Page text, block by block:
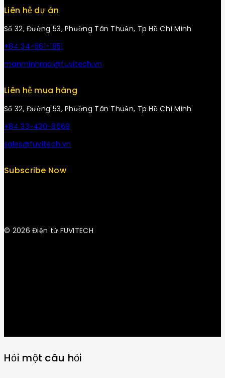
Liên hệ dự án
Số 32, Đường 53, Phường Tân Thuận, Tp Hồ Chí Minh
+84 34-661-1851
manminhmai@fuvitech.vn
Liên hệ mua hàng
Số 32, Đường 53, Phường Tân Thuận, Tp Hồ Chí Minh
+84 33-430-8669
sales@fuvitech.vn
Subscribe Now
© 2026 Điện tử FUVITECH
Hỏi một câu hỏi